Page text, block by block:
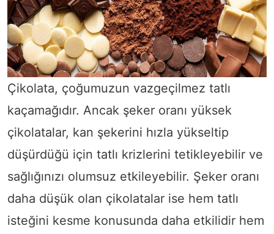
Çikolata, çoğumuzun vazgeçilmez tatlı
kaçamağıdır. Ancak şeker oranı yüksek
çikolatalar, kan şekerini hızla yükseltip
düşürdüğü için tatlı krizlerini tetikleyebilir ve
sağlığınızı olumsuz etkileyebilir. Şeker oranı
daha düşük olan çikolatalar ise hem tatlı
isteğini kesme konusunda daha etkilidir hem